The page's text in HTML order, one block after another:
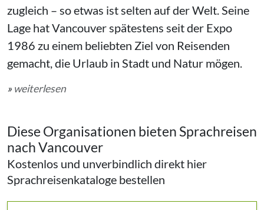
zugleich – so etwas ist selten auf der Welt. Seine
Lage hat Vancouver spätestens seit der Expo
1986 zu einem beliebten Ziel von Reisenden
gemacht, die Urlaub in Stadt und Natur mögen.
» weiterlesen
Diese Organisationen bieten Sprachreisen
nach Vancouver
Kostenlos und unverbindlich direkt hier
Sprachreisenkataloge bestellen